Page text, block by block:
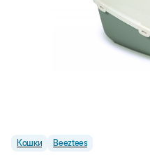
Кошки Beeztees